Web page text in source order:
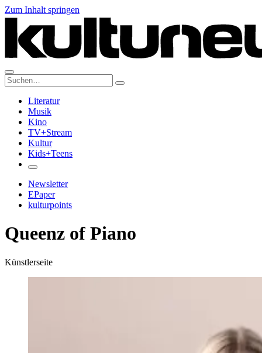
Zum Inhalt springen
Suche:
Literatur
Musik
Kino
TV+Stream
Kultur
Kids+Teens
Newsletter
EPaper
kulturpoints
Queenz of Piano
Künstlerseite